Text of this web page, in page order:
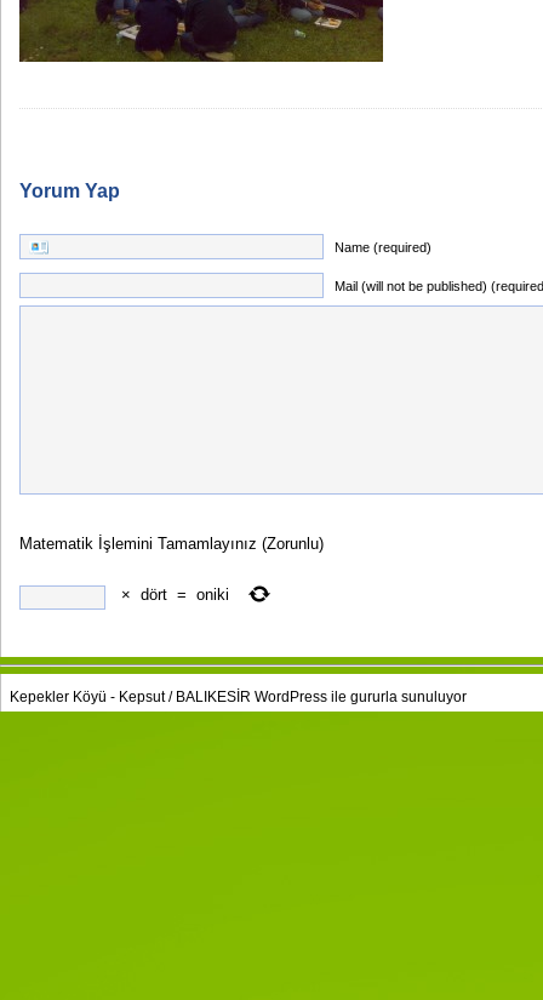
Yorum Yap
Name (required)
Mail (will not be published)
Matematik İşlemini Tamamlayınız (Zorunlu)
× dört = oniki
Kepekler Köyü - Kepsut / BALIKESİR WordPress ile gururla sunuluyor